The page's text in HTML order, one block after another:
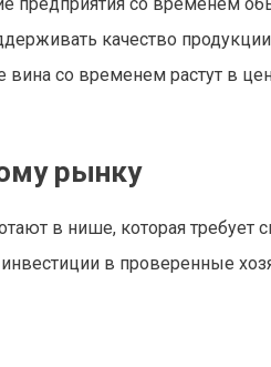
качество
со временем растут в
рынку
в нише, которая
в проверенные